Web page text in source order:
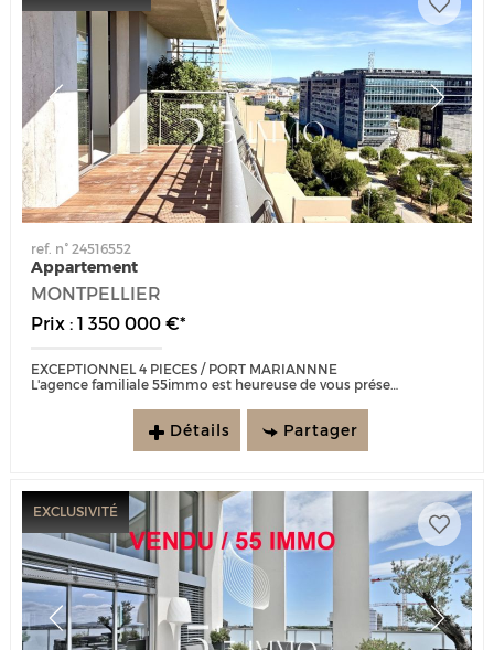
ref. n° 24516552
Appartement
MONTPELLIER
Prix : 1 350 000 €*
EXCEPTIONNEL 4 PIECES / PORT MARIANNNE
L'agence familiale 55immo est heureuse de vous présenter ce magnifique appartement 4 pièces de 132 m², situé au 12?...
Détails Partager
EXCLUSIVITÉ